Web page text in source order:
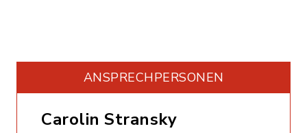
ANSPRECHPERSONEN
Carolin Stransky